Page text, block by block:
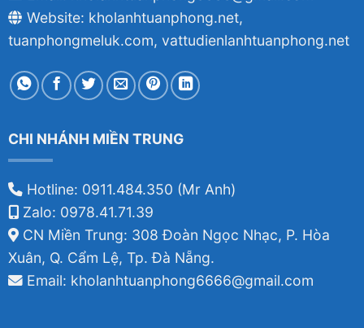
Website: kholanhtuanphong.net,
tuanphongmeluk.com, vattudienlanhtuanphong.net
CHI NHÁNH MIỀN TRUNG
Hotline: 0911.484.350 (Mr Anh)
Zalo: 0978.41.71.39
CN Miền Trung: 308 Đoàn Ngọc Nhạc, P. Hòa
Xuân, Q. Cẩm Lệ, Tp. Đà Nẵng.
Email: kholanhtuanphong6666@gmail.com